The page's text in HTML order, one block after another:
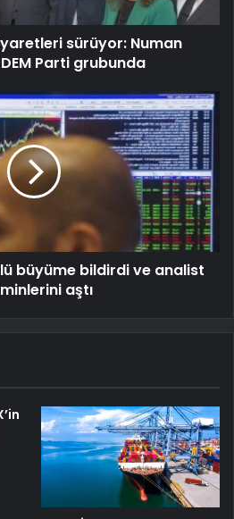
sürüyor: Numan
Parti grubunda
büyüme bildirdi ve analist
aştı